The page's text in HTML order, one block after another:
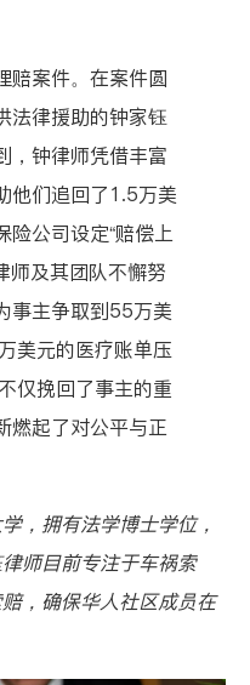
赔案件。在案件圆
法律援助的钟家钰
，钟律师凭借丰富
他们追回了1.5万美
险公司设定“赔偿上
师及其团队不懈努
事主争取到55万美
美元的医疗账单压
仅挽回了事主的重
燃起了对公平与正
，拥有法学博士学位，
师目前专注于车祸索
，确保华人社区成员在